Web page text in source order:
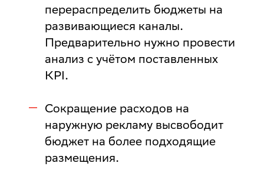
перераспределить бюджеты на
развивающиеся каналы.
Предварительно нужно провести
анализ с учётом поставленных
KPI.
Сокращение расходов на
наружную рекламу высвободит
бюджет на более подходящие
размещения.